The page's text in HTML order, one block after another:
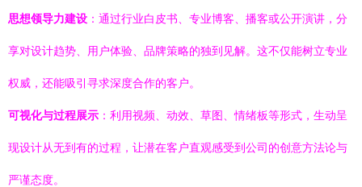
思想领导力建设 ：通过行业白皮书、专业博客、播客或公开演讲，分
享对设计趋势、用户体验、品牌策略的独到见解。这不仅能树立专业
权威，还能吸引寻求深度合作的客户。
可视化与过程展示 ：利用视频、动效、草图、情绪板等形式，生动呈
现设计从无到有的过程，让潜在客户直观感受到公司的创意方法论与
严谨态度。